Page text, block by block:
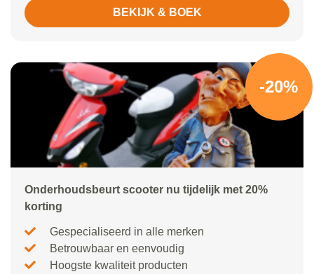
BEKIJK & BOEK
-20%
Onderhoudsbeurt scooter nu tijdelijk met 20%
korting
Gespecialiseerd in alle merken
Betrouwbaar en eenvoudig
Hoogste kwaliteit producten